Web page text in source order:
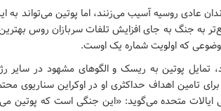
عادی روسیه آسیب می‌زنند، اما پوتین می‌تواند به
به جنگ به جای افزایش تلفات سربازان روس
که اولویت شماره یک اوست.
تمایل پوتین به ریسک و الگوهای مشهود در سایر
تامین اهداف حداکثری او در اوکراین سناریوی
ایالات متحده می‌گوید: «این جنگی است که پوتین